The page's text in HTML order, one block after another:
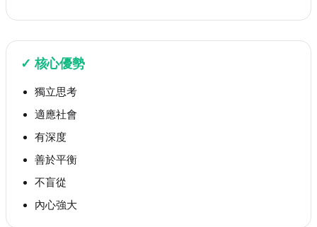
✓核心優勢
獨立思考
適應社會
有深度
善於平衡
不盲從
內心強大